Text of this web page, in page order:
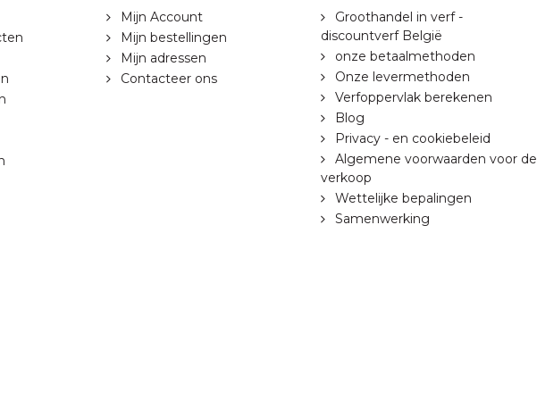
Mijn Account
Mijn bestellingen
Mijn adressen
Contacteer ons
Groothandel in verf -
discountverf België
onze betaalmethoden
Onze levermethoden
Verfoppervlak berekenen
Blog
Privacy - en cookiebeleid
Algemene voorwaarden voor de
verkoop
Wettelijke bepalingen
Samenwerking